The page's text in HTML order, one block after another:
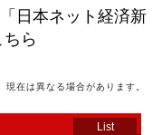
日本ネット経済新
ら
在は異なる場合があります。
List